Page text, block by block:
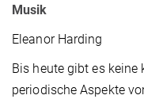
Musik
Eleanor Harding
Bis heute gibt es
periodische Aspekte